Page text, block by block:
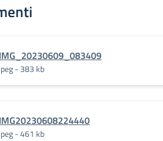
- 383 kb
- 461 kb